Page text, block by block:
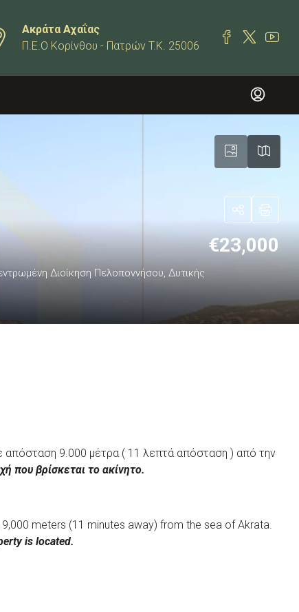
Ακράτα Αχαΐας
Π.Ε.Ο Κορίνθου - Πατρών T.K. 25006
Διοίκηση Πελοποννήσου, Δυτικής
€23,000
απόσταση 9.000 μέτρα ( 11 λεπτά απόσταση ) από την
που βρίσκεται το ακίνητο.
meters (11 minutes away) from the sea of ​​Akrata.
is located.